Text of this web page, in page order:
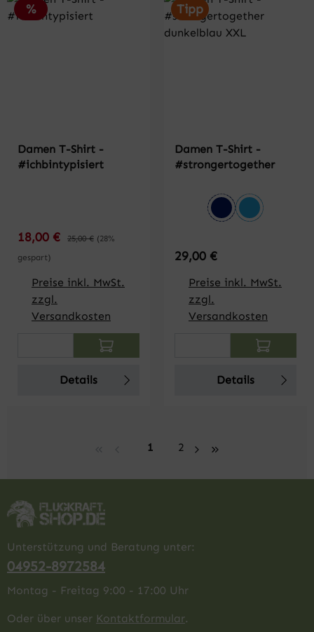
Rabatt
%
Damen T-Shirt -
#ichbintypisiert
Verkaufspreis:
18,00 € Regulärer Preis:
25,00 € (28%
gespart)
Preise inkl. MwSt.
zzgl.
Versandkosten
Produkt Anzahl: Gib den gewünschten
Details
Tipp
Damen T-Shirt -
#strongertogether
Farbeauswählen
dunkelblauazurblau
Regulärer Preis:
29,00 €
Preise inkl. MwSt.
zzgl.
Versandkosten
Produkt Anzahl:
Details
Seite
1 Seite
2
Unterstützung und Beratung unter:
04952-8972584
Montag - Freitag 9:00 - 17:00 Uhr
Oder über unser Kontaktformular.